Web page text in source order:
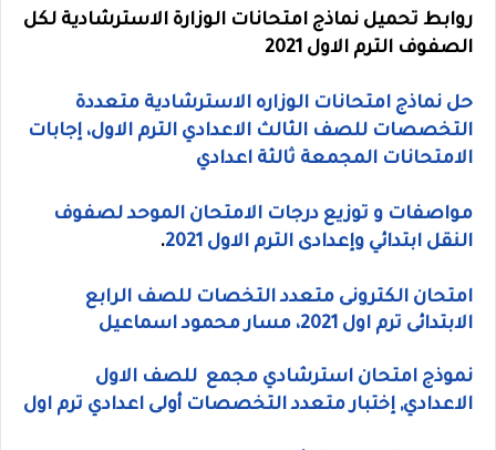
روابط تحميل نماذج امتحانات الوزارة الاسترشادية لكل
الصفوف الترم الاول 2021
حل نماذج امتحانات الوزاره الاسترشادية متعددة
التخصصات للصف الثالث الاعدادي الترم الاول، إجابات
الامتحانات المجمعة ثالثة اعدادي
مواصفات و توزيع درجات الامتحان الموحد لصفوف
النقل ابتدائي وإعدادى الترم الاول 2021
.
امتحان الكترونى متعدد التخصات للصف الرابع
الابتدائى ترم اول 2021، مسار محمود اسماعيل
نموذج امتحان استرشادي مجمع للصف الاول
الاعدادي, إختبار متعدد التخصصات أولى اعدادي ترم اول